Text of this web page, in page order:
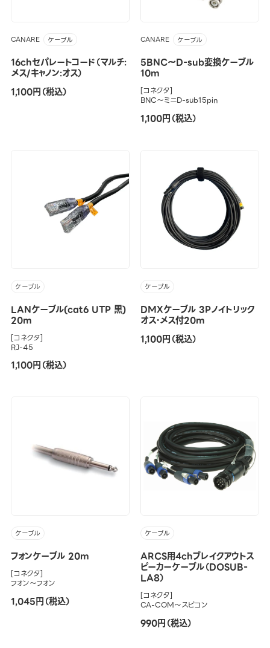
CANARE ケーブル
16chセパレートコード（マルチ:
メス/キャノン:オス）
1,100円（税込）
CANARE ケーブル
5BNC～D-sub変換ケーブル
10m
[コネクタ]
BNC～ミニD-sub15pin
1,100円（税込）
ケーブル
LANケーブル(cat6 UTP 黒)
20m
[コネクタ]
RJ-45
1,100円（税込）
ケーブル
DMXケーブル 3Pノイトリック
オス・メス付20m
1,100円（税込）
ケーブル
フォンケーブル 20m
[コネクタ]
フォン～フォン
1,045円（税込）
ケーブル
ARCS用4chブレイクアウトス
ピーカーケーブル（DOSUB-
LA8）
[コネクタ]
CA-COM～スピコン
990円（税込）